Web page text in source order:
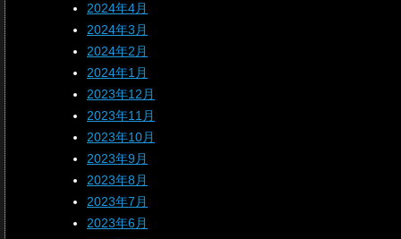
2024年4月
2024年3月
2024年2月
2024年1月
2023年12月
2023年11月
2023年10月
2023年9月
2023年8月
2023年7月
2023年6月